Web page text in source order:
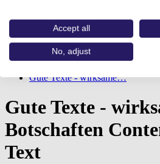
Home
Gute Texte - wirksame…
Gute Texte -
Botschaften
Text
Accept all
No, adjust